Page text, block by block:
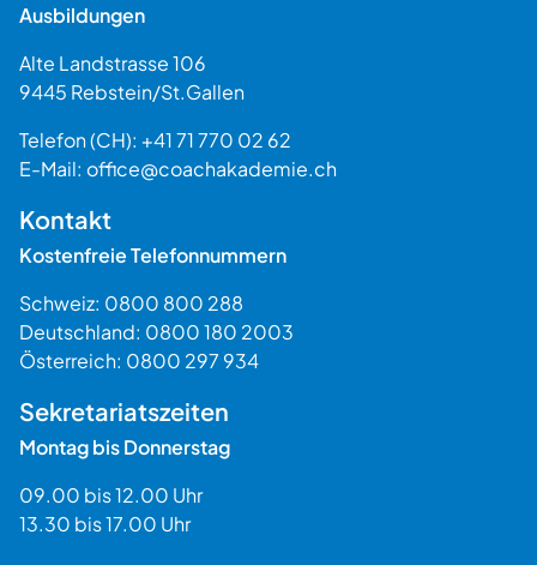
Ausbildungen
Alte Landstrasse 106
9445 Rebstein/St.Gallen
Telefon (CH): +41 71 770 02 62
E-Mail: office@coachakademie.ch
Kontakt
Kostenfreie Telefonnummern
Schweiz: 0800 800 288
Deutschland: 0800 180 2003
Österreich: 0800 297 934
Sekretariatszeiten
Montag bis Donnerstag
09.00 bis 12.00 Uhr
13.30 bis 17.00 Uhr